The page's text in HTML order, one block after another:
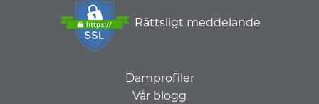
Rättsligt meddelande
Damprofiler
Vår blogg